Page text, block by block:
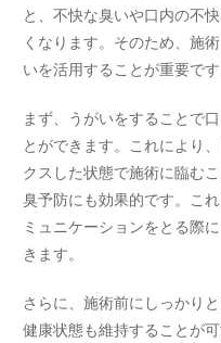
と、不快な臭いや口内の不
くなります。そのため、施
いを活用することが重要です
まず、うがいをすることで
とができます。これにより
クスした状態で施術に臨む
臭予防にも効果的です。こ
ミュニケーションをとる際
きます。
さらに、施術前にしっかり
健康状態も維持することが